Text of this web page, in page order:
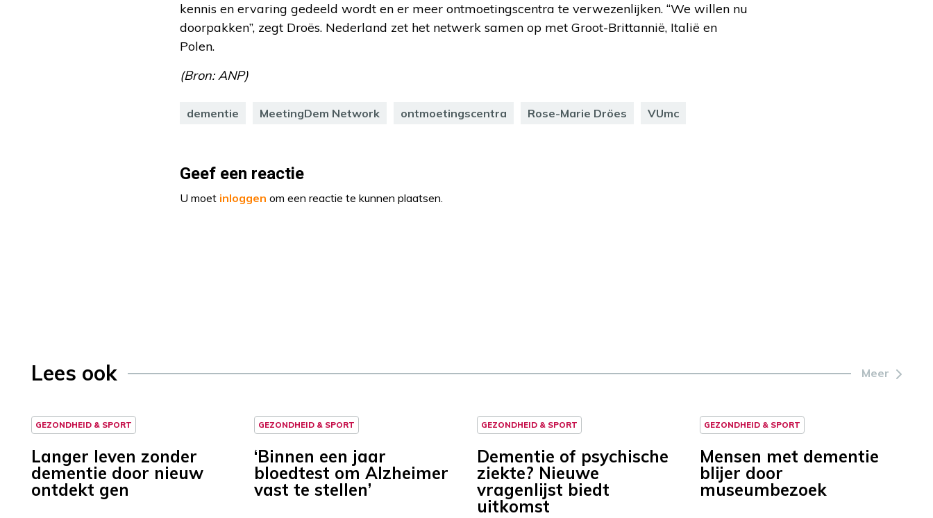
kennis en ervaring gedeeld wordt en er meer ontmoetingscentra te verwezenlijken. “We willen nu
doorpakken”, zegt Droës. Nederland zet het netwerk samen op met Groot-Brittannië, Italië en
Polen.
(Bron: ANP)
dementie MeetingDem Network ontmoetingscentra Rose-Marie Dröes VUmc
Geef een reactie
U moet inloggen om een reactie te kunnen plaatsen.
Lees ook Meer
GEZONDHEID & SPORT
Langer leven zonder
dementie door nieuw
ontdekt gen
GEZONDHEID & SPORT
‘Binnen een jaar
bloedtest om Alzheimer
vast te stellen’
GEZONDHEID & SPORT
Dementie of psychische
ziekte? Nieuwe
vragenlijst biedt
uitkomst
GEZONDHEID & SPORT
Mensen met dementie
blijer door
museumbezoek